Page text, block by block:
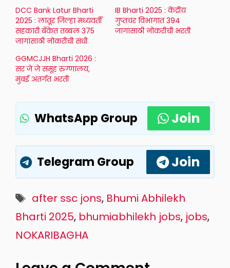
DCC Bank Latur Bharti
2025 : लातूर जिल्हा मध्यवर्ती
सहकारी बँकेत तब्बल 375
जागांसाठी नोकरीची संधी
IB Bharti 2025 : केंद्रीय
गुप्तचर विभागात 394
जागांसाठी नोकरीची भरती
GGMCJJH Bharti 2026 :
सर जे जे समूह रुग्णालय,
मुंबई अंतर्गत भरती
WhatsApp Group Join
Telegram Group Join
Tags
after ssc jons, Bhumi Abhilekh
Bharti 2025, bhumiabhilekh jobs, jobs,
NOKARIBAGHA